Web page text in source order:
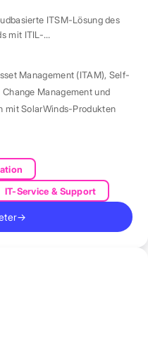
ITSM-Lösung des
mit ITIL-
Management (ITAM), Self-
Change Management und
mit SolarWinds-Produkten
IT-Service & Support
→